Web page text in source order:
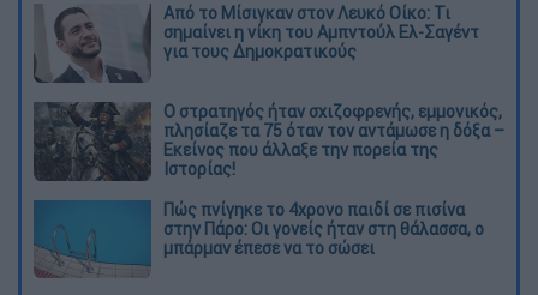
Από το Μίσιγκαν στον Λευκό Οίκο: Τι
σημαίνει η νίκη του Αμπντούλ Ελ-Σαγέντ
για τους Δημοκρατικούς
O στρατηγός ήταν σχιζοφρενής, εμμονικός,
πλησίαζε τα 75 όταν τον αντάμωσε η δόξα –
Εκείνος που άλλαξε την πορεία της
Ιστορίας!
Πώς πνίγηκε το 4χρονο παιδί σε πισίνα
στην Πάρο: Οι γονείς ήταν στη θάλασσα, ο
μπάρμαν έπεσε να το σώσει